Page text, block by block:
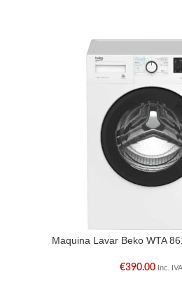
Maquina Lavar Beko WTA
€390.00 Inc.